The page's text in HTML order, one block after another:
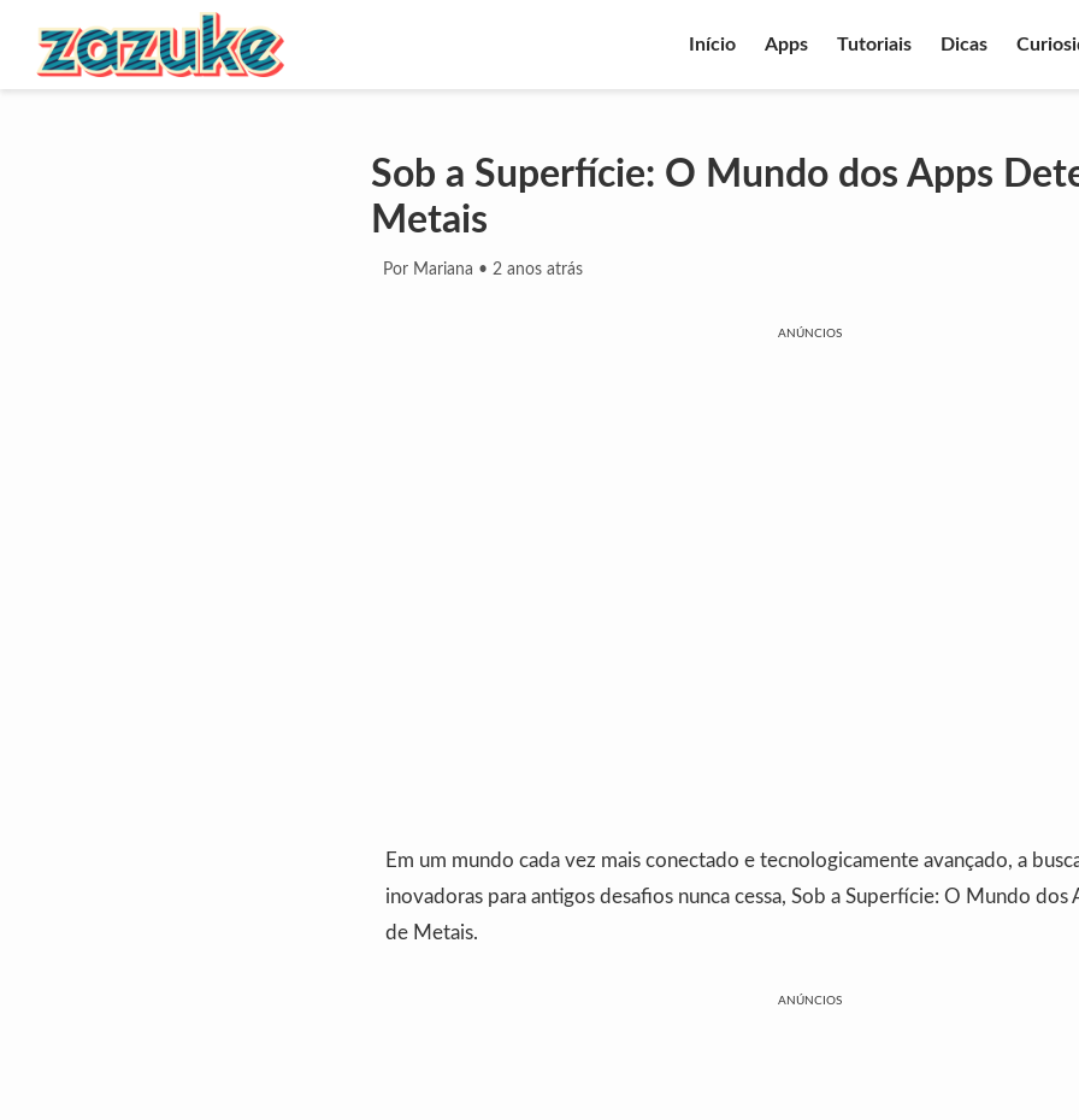
Início Apps Tutoriais Dicas
Sob a Superfície: O Mundo dos Apps
Metais
Por Mariana • 2 anos atrás
ANÚNCIOS
Em um mundo cada vez mais conectado e tecnologicamente avançado, a
inovadoras para antigos desafios nunca cessa, Sob a Superfície: O Mundo
de Metais.
ANÚNCIOS